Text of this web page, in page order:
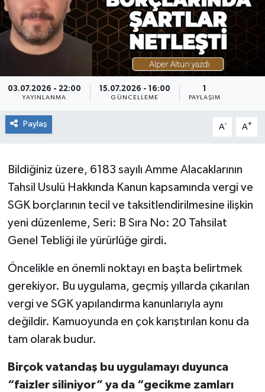
03.07.2026 - 22:00
YAYINLANMA
15.07.2026 - 16:00
GÜNCELLEME PAYLAŞIM
Paylaş A- A+
Bildiğiniz üzere, 6183 sayılı Amme Alacaklarının
Tahsil Usulü Hakkında Kanun kapsamında vergi ve
SGK borçlarının tecil ve taksitlendirilmesine ilişkin
yeni düzenleme, Seri: B Sıra No: 20 Tahsilat
Genel Tebliği ile yürürlüğe girdi.
Öncelikle en önemli noktayı en başta belirtmek
gerekiyor. Bu uygulama, geçmiş yıllarda çıkarılan
vergi ve SGK yapılandırma kanunlarıyla aynı
değildir. Kamuoyunda en çok karıştırılan konu da
tam olarak budur.
Birçok vatandaş bu uygulamayı duyunca
“faizler siliniyor” ya da “gecikme zamları
RESMİ İLAN
Künye